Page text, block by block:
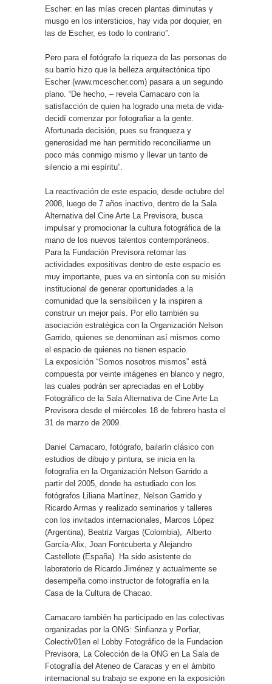
Escher: en las mías crecen plantas diminutas y
musgo en los intersticios, hay vida por doquier, en
las de Escher, es todo lo contrario”.
Pero para el fotógrafo la riqueza de las personas de
su barrio hizo que la belleza arquitectónica tipo
Escher (www.mcescher.com) pasara a un segundo
plano. “De hecho, – revela Camacaro con la
satisfacción de quien ha logrado una meta de vida-
decidí comenzar por fotografiar a la gente.
Afortunada decisión, pues su franqueza y
generosidad me han permitido reconciliarme un
poco más conmigo mismo y llevar un tanto de
silencio a mi espíritu”.
La reactivación de este espacio, desde octubre del
2008, luego de 7 años inactivo, dentro de la Sala
Alternativa del Cine Arte La Previsora, busca
impulsar y promocionar la cultura fotográfica de la
mano de los nuevos talentos contemporáneos.
Para la Fundación Previsora retomar las
actividades expositivas dentro de este espacio es
muy importante, pues va en sintonía con su misión
institucional de generar oportunidades a la
comunidad que la sensibilicen y la inspiren a
construir un mejor país. Por ello también su
asociación estratégica con la Organización Nelson
Garrido, quienes se denominan así mismos como
el espacio de quienes no tienen espacio.
La exposición “Somos nosotros mismos” está
compuesta por veinte imágenes en blanco y negro,
las cuales podrán ser apreciadas en el Lobby
Fotográfico de la Sala Alternativa de Cine Arte La
Previsora desde el miércoles 18 de febrero hasta el
31 de marzo de 2009.
Daniel Camacaro, fotógrafo, bailarín clásico con
estudios de dibujo y pintura, se inicia en la
fotografía en la Organización Nelson Garrido a
partir del 2005, donde ha estudiado con los
fotógrafos Liliana Martínez, Nelson Garrido y
Ricardo Armas y realizado seminarios y talleres
con los invitados internacionales, Marcos López
(Argentina), Beatriz Vargas (Colombia), Alberto
García-Alix, Joan Fontcuberta y Alejandro
Castellote (España). Ha sido asistente de
laboratorio de Ricardo Jiménez y actualmente se
desempeña como instructor de fotografía en la
Casa de la Cultura de Chacao.
Camacaro también ha participado en las colectivas
organizadas por la ONG: Sinfianza y Porfiar,
Colectiv01en el Lobby Fotográfico de la Fundacion
Previsora, La Colección de la ONG en La Sala de
Fotografía del Ateneo de Caracas y en el ámbito
internacional su trabajo se expone en la exposición